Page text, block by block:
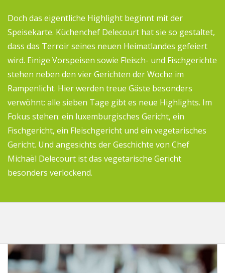
Doch das eigentliche Highlight beginnt mit der
Speisekarte. Küchenchef Delecourt hat sie so gestaltet,
dass das Terroir seines neuen Heimatlandes gefeiert
wird. Einige Vorspeisen sowie Fleisch- und Fischgerichte
stehen neben den vier Gerichten der Woche im
Rampenlicht. Hier werden treue Gäste besonders
verwöhnt: alle sieben Tage gibt es neue Highlights. Im
Fokus stehen: ein luxemburgisches Gericht, ein
Fischgericht, ein Fleischgericht und ein vegetarisches
Gericht. Und angesichts der Geschichte von Chef
Michaël Delecourt ist das vegetarische Gericht
besonders verlockend.